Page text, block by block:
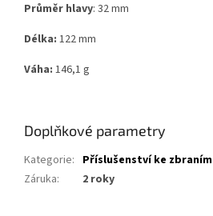
Průměr hlavy: 32 mm
Délka: 122 mm
Váha: 146,1 g
Doplňkové parametry
Kategorie: Příslušenství ke zbraním
Záruka: 2 roky